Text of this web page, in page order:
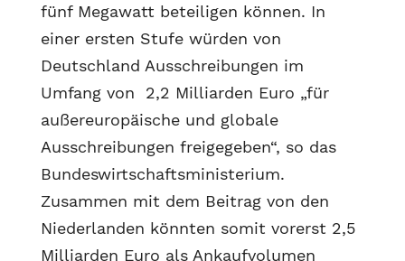
fünf Megawatt beteiligen können. In
einer ersten Stufe würden von
Deutschland Ausschreibungen im
Umfang von 2,2 Milliarden Euro „für
außereuropäische und globale
Ausschreibungen freigegeben“, so das
Bundeswirtschaftsministerium.
Zusammen mit dem Beitrag von den
Niederlanden könnten somit vorerst 2,5
Milliarden Euro als Ankaufvolumen